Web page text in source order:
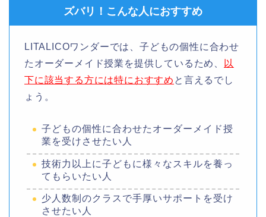
ズバリ！こんな人におすすめ
LITALICOワンダーでは、子どもの個性に合わせ
たオーダーメイド授業を提供しているため、
以
下に該当する方には特におすすめ と言えるでし
ょう。
子どもの個性に合わせたオーダーメイド授
業を受けさせたい人
技術力以上に子どもに様々なスキルを養っ
てもらいたい人
少人数制のクラスで手厚いサポートを受け
させたい人